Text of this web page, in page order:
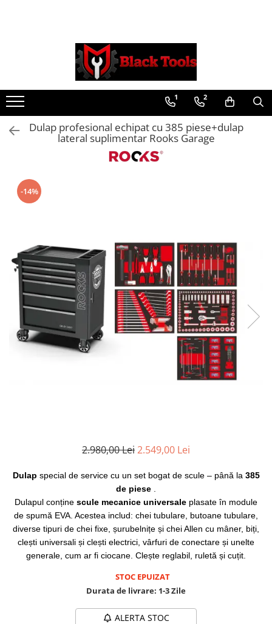
Scule Service Auto
Chei Si Truse De Chei
Chei combinate
Chei Combinate Cu Clichet
Chei Cotite
Clesti autoblocanti
Clesti pentru sertizat
Clesti service auto
Clesti universali
Clima/Aer conditionat
Cricuri cutie viteze
Dispozitive de sablat & accesorii
Dispozitive spalat piese
Dulapuri Bancuri Carucioare
Aparate taiere cu plasma
Autogen
Invertoare Sudura
Magneti fixare sudura
Mig-Mag
Sudura In Puncte
Pompe si Cilindri Hidraulici
Prese pentru arcuri
1 2
Dulap profesional echipat cu 385 piese+dulap
lateral suplimentar Rooks Garage
-14%
2.980,00 Lei2.549,00 Lei
Dulap special de service cu un set bogat de scule – până la 385
de piese
Dulapul conține scule mecanice universale plasate în module
de spumă EVA. Acestea includ: chei tubulare, butoane tubulare,
diverse tipuri de chei fixe, șurubelnițe și chei Allen cu mâner, biți,
clești universali și clești electrici, vârfuri de conectare și unelte
generale, cum ar fi ciocane. Clește reglabil, ruletă și cuțit.
STOC EPUIZAT
Durata de livrare: 1-3 Zile
ALERTA STOC